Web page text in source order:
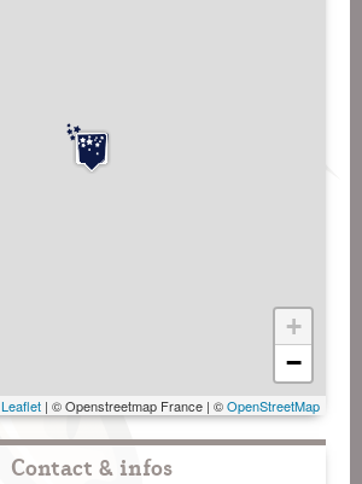
+
−
Leaflet | © Openstreetmap France | ©OpenStreetMap
Contact & infos